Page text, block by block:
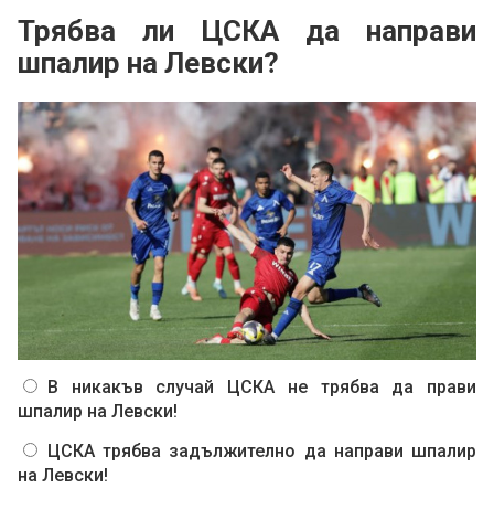
Трябва ли ЦСКА да направи
шпалир на Левски?
В никакъв случай ЦСКА не трябва да прави
шпалир на Левски!
ЦСКА трябва задължително да направи шпалир
на Левски!